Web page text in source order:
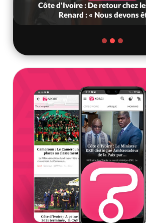
Côte d'Ivoire : De retour chez
Renard : « Nous devons